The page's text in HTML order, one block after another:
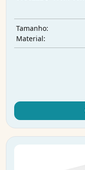
Tamanho:
Material: